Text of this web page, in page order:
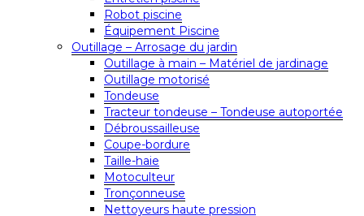
Robot piscine
Équipement Piscine
Outillage – Arrosage du jardin
Outillage à main – Matériel de jardinage
Outillage motorisé
Tondeuse
Tracteur tondeuse – Tondeuse autoportée
Débroussailleuse
Coupe-bordure
Taille-haie
Motoculteur
Tronçonneuse
Nettoyeurs haute pression